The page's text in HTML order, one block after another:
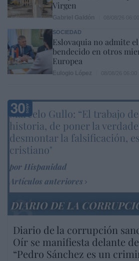
Virgen
SOCIEDAD
Eslovaquia no admite
bendecido en otros
Europea
Marcelo Gullo: “El trabajo
historia, de poner la
desmontar la falsificación,
cristiano"
por Hispanidad
Artículos anteriores
DIARIO DE LA
Diario de la corrupción
Oír se manifiesta delante
“Pedro Sánchez es un